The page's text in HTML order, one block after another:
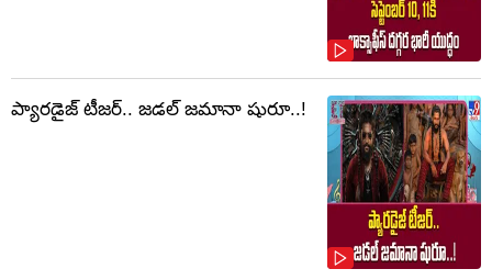
ప్యారడైజ్ టీజర్.. జడల్ జమానా షురూ..!